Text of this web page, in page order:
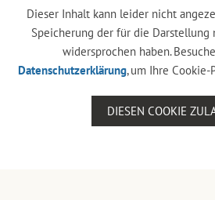
Dieser Inhalt kann leider nicht
Speicherung der für die Darstellung
widersprochen haben.
Datenschutzerklärung, um Ihre Cookie-
DIESEN COOKIE